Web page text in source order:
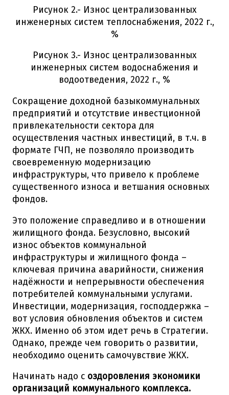
Рисунок 2.- Износ централизованных
инженерных систем теплоснабжения, 2022 г.,
%
Рисунок 3.- Износ централизованных
инженерных систем водоснабжения и
водоотведения, 2022 г., %
Сокращение доходной базыкоммунальных
предприятий и отсутствие инвестционной
привлекательности сектора для
осуществления частных инвестиций, в т.ч. в
формате ГЧП, не позволяло производить
своевременную модернизацию
инфраструктуры, что привело к проблеме
существенного износа и ветшания основных
фондов.
Это положение справедливо и в отношении
жилищного фонда. Безусловно, высокий
износ объектов коммунальной
инфраструктуры и жилищного фонда –
ключевая причина аварийности, снижения
надёжности и непрерывности обеспечения
потребителей коммунальными услугами.
Инвестиции, модернизация, господдержка –
вот условия обновления объектов и систем
ЖКХ. Именно об этом идет речь в Стратегии.
Однако, прежде чем говорить о развитии,
необходимо оценить самочувствие ЖКХ.
Начинать надо с оздоровления экономики
организаций коммунального комплекса.